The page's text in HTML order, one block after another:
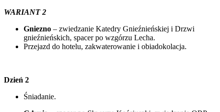
WARIANT 2
Gniezno – zwiedzanie Katedry Gnieźnieńskiej i Drzwi
gnieźnieńskich, spacer po wzgórzu Lecha.
Przejazd do hotelu, zakwaterowanie i obiadokolacja.
Dzień 2
Śniadanie.